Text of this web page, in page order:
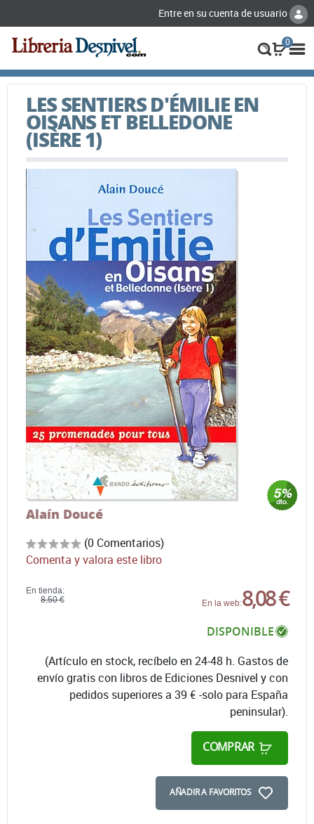
Entre en su cuenta de usuario
0
LES SENTIERS D'ÉMILIE EN
OISANS ET BELLEDONE
(ISÈRE 1)
Alaín Doucé
(0 Comentarios)
Comenta y valora este libro
En tienda:
8,50 €
En la web:8,08 €
DISPONIBLE
(Artículo en stock, recíbelo en 24-48 h. Gastos de
envío gratis con libros de Ediciones Desnivel y con
pedidos superiores a 39 € -solo para España
peninsular).
COMPRAR
AÑADIR A FAVORITOS